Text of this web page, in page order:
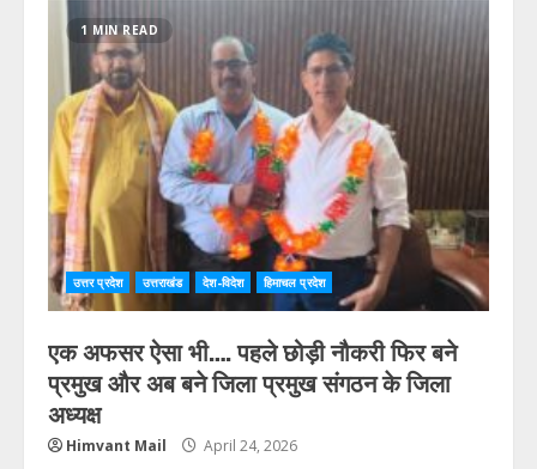
1 MIN READ
उत्तर प्रदेश उत्तराखंड देश-विदेश हिमाचल प्रदेश
एक अफसर ऐसा भी…. पहले छोड़ी नौकरी फिर बने
प्रमुख और अब बने जिला प्रमुख संगठन के जिला
अध्यक्ष
Himvant Mail April 24, 2026